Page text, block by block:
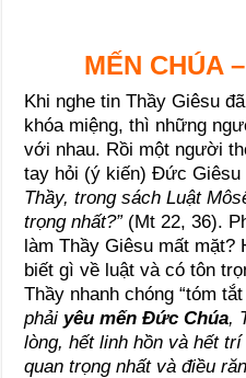
MẾN CHÚA
Khi nghe tin Thầy Giêsu
khóa miệng, thì những
với nhau. Rồi một người
tay hỏi (ý kiến) Đức Giêsu
Thầy, trong sách Luật
trọng nhất?”(Mt 22, 36).
làm Thầy Giêsu mất mặt?
biết gì về luật và có tôn
Thầy nhanh chóng “tóm
phải yêu mến Đức Chúa,
lòng, hết linh hồn và hết
quan trọng nhất và điều